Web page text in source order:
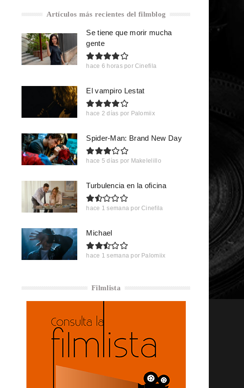
Artículos más recientes del filmblog
Se tiene que morir mucha
gente
hace 6 horas por Cinefila
El vampiro Lestat
hace 2 días por Palomiix
Spider-Man: Brand New Day
hace 5 días por Makelelillo
Turbulencia en la oficina
hace 1 semana por Cinefila
Michael
hace 1 semana por Palomiix
Filmlista